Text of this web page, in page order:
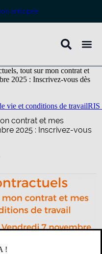
anticipée
tout sur mon contrat et
2025 : Inscrivez-vous dès
vie et conditions de travailRIS
contrat et mes
2025 : Inscrivez-vous
!